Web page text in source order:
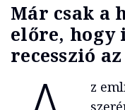
Már csak a
előre, hogy
recesszió
z